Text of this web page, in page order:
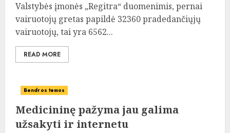
Valstybės įmonės „Regitra“ duomenimis, pernai
vairuotojų gretas papildė 32360 pradedančiųjų
vairuotojų, tai yra 6562...
READ MORE
Bendros temos
Medicininę pažyma jau galima
užsakyti ir internetu